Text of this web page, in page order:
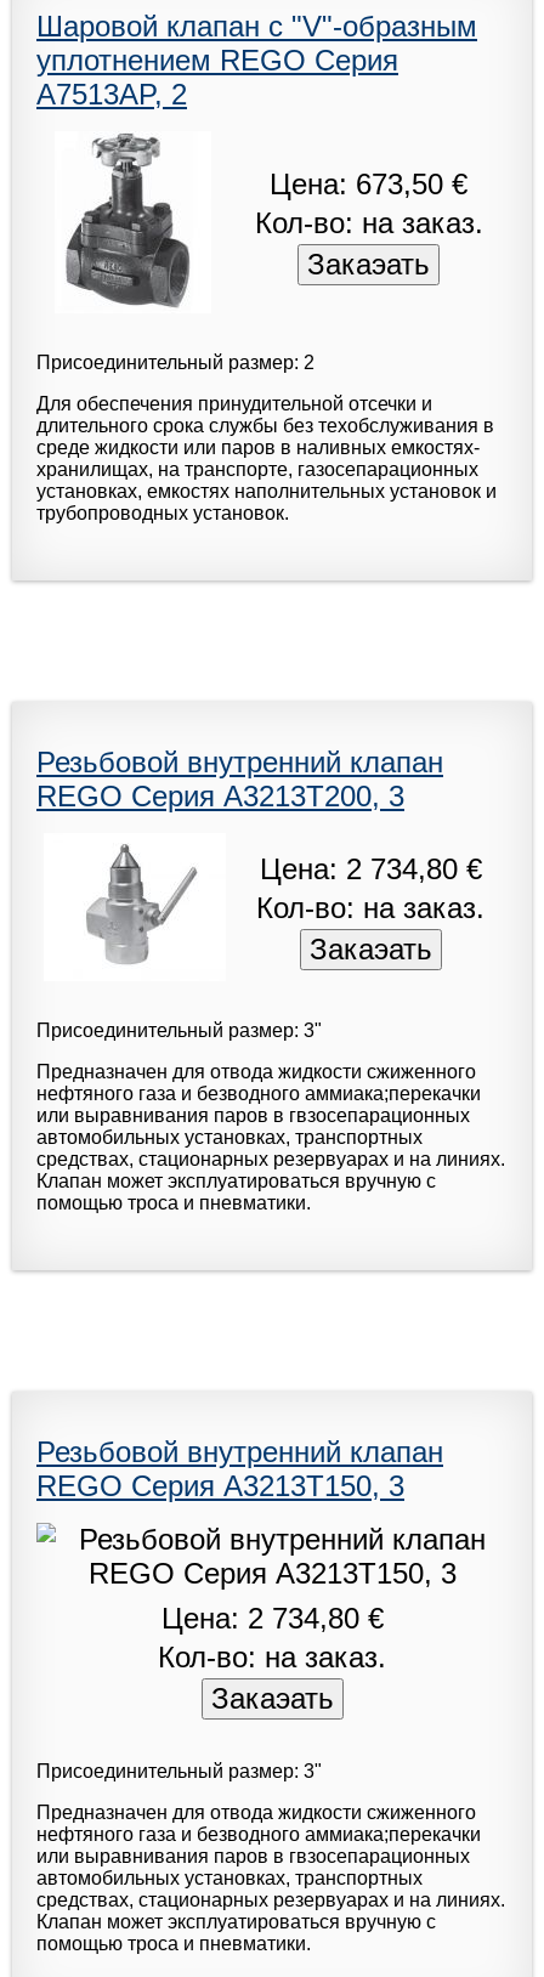
Шаровой клапан с "V"-образным
уплотнением REGO Серия
A7513AP, 2
Цена: 673,50 €
Кол-во: на заказ.
Присоединительный размер: 2
Для обеспечения принудительной отсечки и
длительного срока службы без техобслуживания в
среде жидкости или паров в наливных емкостях-
хранилищах, на транспорте, газосепарационных
установках, емкостях наполнительных установок и
трубопроводных установок.
Резьбовой внутренний клапан
REGO Серия A3213T200, 3
Цена: 2 734,80 €
Кол-во: на заказ.
Присоединительный размер: 3"
Предназначен для отвода жидкости сжиженного
нефтяного газа и безводного аммиака;перекачки
или выравнивания паров в гвзосепарационных
автомобильных установках, транспортных
средствах, стационарных резервуарах и на линиях.
Клапан может эксплуатироваться вручную с
помощью троса и пневматики.
Резьбовой внутренний клапан
REGO Серия A3213T150, 3
Цена: 2 734,80 €
Кол-во: на заказ.
Присоединительный размер: 3"
Предназначен для отвода жидкости сжиженного
нефтяного газа и безводного аммиака;перекачки
или выравнивания паров в гвзосепарационных
автомобильных установках, транспортных
средствах, стационарных резервуарах и на линиях.
Клапан может эксплуатироваться вручную с
помощью троса и пневматики.